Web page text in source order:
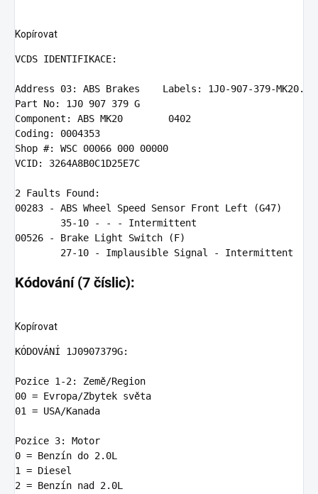
Kopírovat
VCDS IDENTIFIKACE:
Address 03: ABS Brakes    Labels: 1J0-907-379
Part No: 1J0 907 379
Component : ABS MK20 0402
Coding: 0004353
Shop #: WSC 00066 000 00000
VCID: 3264A8B0C1D25E7C
2
00283 - ABS Wheel Speed Sensor Front Left (G47)
35-10
00526 - Brake Light Switch (F)
27-10
Kódování (7 číslic):
Kopírovat
KÓDOVÁNÍ 1J0907379G:
Pozice 1-2:
00
01 = USA/Kanada
Pozice 3:
0 = Benzín do 2.0
1
2 = Benzín nad 2.0